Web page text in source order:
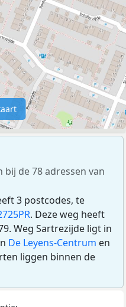
de 78 adressen van
3 postcodes, te
. Deze weg heeft
Weg Sartrezijde ligt in
De Leyens-Centrum en
liggen binnen de